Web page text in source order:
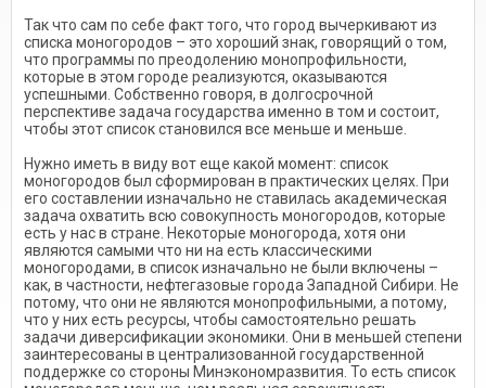
Так что сам по себе факт того, что город вычеркивают из
списка моногородов – это хороший знак, говорящий о том,
что программы по преодолению монопрофильности,
которые в этом городе реализуются, оказываются
успешными. Собственно говоря, в долгосрочной
перспективе задача государства именно в том и состоит,
чтобы этот список становился все меньше и меньше.
Нужно иметь в виду вот еще какой момент: список
моногородов был сформирован в практических целях. При
его составлении изначально не ставилась академическая
задача охватить всю совокупность моногородов, которые
есть у нас в стране. Некоторые моногорода, хотя они
являются самыми что ни на есть классическими
моногородами, в список изначально не были включены –
как, в частности, нефтегазовые города Западной Сибири. Не
потому, что они не являются монопрофильными, а потому,
что у них есть ресурсы, чтобы самостоятельно решать
задачи диверсификации экономики. Они в меньшей степени
заинтересованы в централизованной государственной
поддержке со стороны Минэкономразвития. То есть список